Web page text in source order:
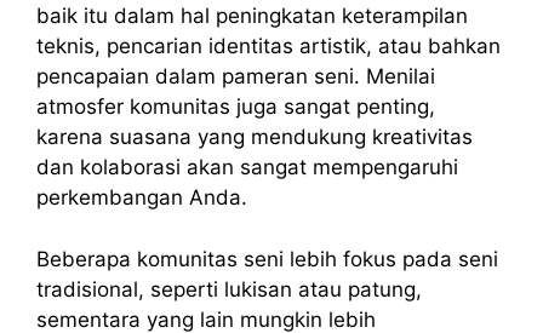
baik itu dalam hal peningkatan keterampilan
teknis, pencarian identitas artistik, atau bahkan
pencapaian dalam pameran seni. Menilai
atmosfer komunitas juga sangat penting,
karena suasana yang mendukung kreativitas
dan kolaborasi akan sangat mempengaruhi
perkembangan Anda.
Beberapa komunitas seni lebih fokus pada seni
tradisional, seperti lukisan atau patung,
sementara yang lain mungkin lebih